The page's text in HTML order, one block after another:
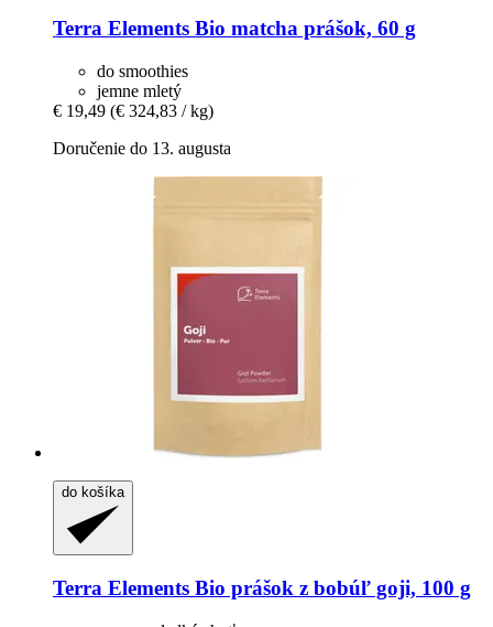
Terra Elements Bio matcha prášok, 60 g
do smoothies
jemne mletý
€ 19,49 (€ 324,83 / kg)
Doručenie do 13. augusta
do košíka
Terra Elements Bio prášok z bobúľ goji, 100 g